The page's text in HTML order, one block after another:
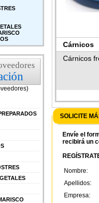
Cárnicos
Cárnicos
SOLICITE
Envíe el
recibirá un
Nombre:
Apellidos:
Empresa: